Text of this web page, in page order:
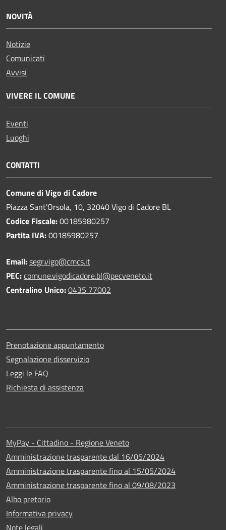
NOVITÀ
Notizie
Comunicati
Avvisi
VIVERE IL COMUNE
Eventi
Luoghi
CONTATTI
Comune di Vigo di Cadore
Piazza Sant'Orsola, 10, 32040 Vigo di Cadore BL
Codice Fiscale:00185980257
Partita IVA:00185980257
Email:segr.vigo@cmcs.it
PEC:comune.vigodicadore.bl@pecveneto.it
Centralino Unico:0435 77002
Prenotazione appuntamento
Segnalazione disservizio
Leggi le FAQ
Richiesta di assistenza
MyPay - Cittadino - Regione Veneto
Amministrazione trasparente dal 16/05/2024
Amministrazione trasparente fino al 15/05/2024
Amministrazione trasparente fino al 09/08/2023
Albo pretorio
Informativa privacy
Note legali